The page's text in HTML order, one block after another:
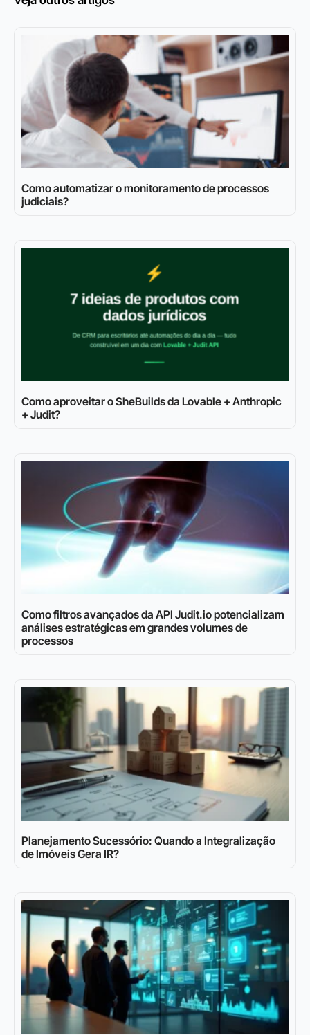
Como automatizar o monitoramento de processos
judiciais?
Como aproveitar o SheBuilds da Lovable + Anthropic
+ Judit?
Como filtros avançados da API Judit.io potencializam
análises estratégicas em grandes volumes de
processos
Planejamento Sucessório: Quando a Integralização
de Imóveis Gera IR?